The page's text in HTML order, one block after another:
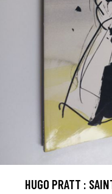
HUGO PRATT :